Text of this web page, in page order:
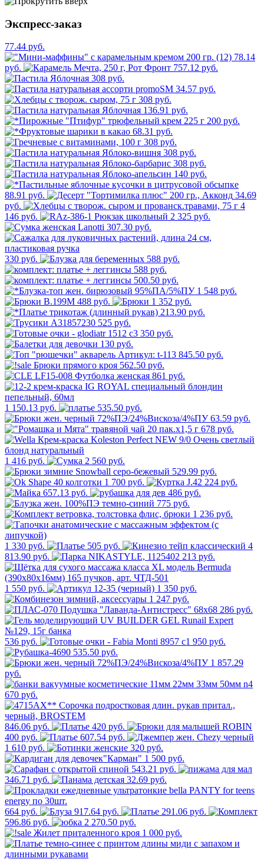
Экспресс-заказ
77.44 руб.
78.14
руб.
757.12 руб.
308 руб.
34.57 руб.
308 руб.
136.91 руб.
200 руб.
68.31 руб.
308 руб.
308 руб.
308 руб.
140 руб.
88.91 руб.
34.69
руб.
4
146 руб.
2 325 руб.
307.30 руб.
330 руб.
588 руб.
588 руб.
500.50 руб.
1 548 руб.
488 руб.
1 352 руб.
213.90 руб.
525 руб.
350 руб.
130 руб.
845.50 руб.
562.50 руб.
861 руб.
1 150.13 руб.
535.50 руб.
63.59 руб.
678 руб.
1 416 руб.
2 560 руб.
529.99 руб.
1 700 руб.
224 руб.
657.13 руб.
486 руб.
775 руб.
1 236 руб.
1 330 руб. 505 руб.
4
813.90 руб.
213 руб.
1 550 руб.
1 350 руб.
1 247 руб.
286 руб.
536 руб.
950 руб.
535.50 руб.
1 857.29
руб.
670 руб.
846.06 руб.
420 руб.
400 руб.
607.54 руб.
1 610 руб.
320 руб.
1 500 руб.
543.21 руб.
346.71 руб.
32.69 руб.
664 руб. 917.64 руб.
291.06 руб.
596.86 руб.
2 270.50 руб.
1 000 руб.